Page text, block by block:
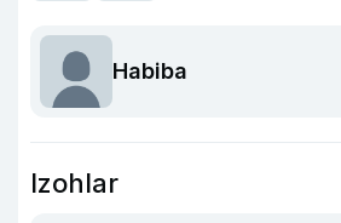
Habiba
Izohlar